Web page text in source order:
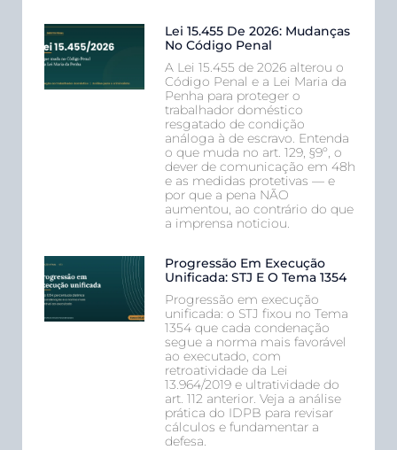
Lei 15.455 De 2026: Mudanças
No Código Penal
A Lei 15.455 de 2026 alterou o
Código Penal e a Lei Maria da
Penha para proteger o
trabalhador doméstico
resgatado de condição
análoga à de escravo. Entenda
o que muda no art. 129, §9º, o
dever de comunicação em 48h
e as medidas protetivas — e
por que a pena NÃO
aumentou, ao contrário do que
a imprensa noticiou.
Progressão Em Execução
Unificada: STJ E O Tema 1354
Progressão em execução
unificada: o STJ fixou no Tema
1354 que cada condenação
segue a norma mais favorável
ao executado, com
retroatividade da Lei
13.964/2019 e ultratividade do
art. 112 anterior. Veja a análise
prática do IDPB para revisar
cálculos e fundamentar a
defesa.